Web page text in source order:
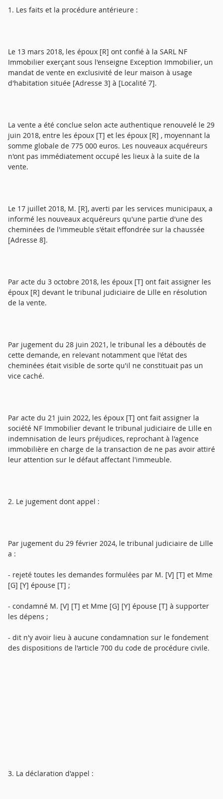
1. Les faits et la procédure antérieure :
Le 13 mars 2018, les époux [R] ont confié à la SARL NF
Immobilier exerçant sous l'enseigne Exception Immobilier, un
mandat de vente en exclusivité de leur maison à usage
d'habitation située [Adresse 3] à [Localité 7].
La vente a été conclue selon acte authentique renouvelé le 29
juin 2018, entre les époux [T] et les époux [R] , moyennant la
somme globale de 775 000 euros. Les nouveaux acquéreurs
n'ont pas immédiatement occupé les lieux à la suite de la
vente.
Le 17 juillet 2018, M. [R], averti par les services municipaux, a
informé les nouveaux acquéreurs qu'une partie d'une des
cheminées de l'immeuble s'était effondrée sur la chaussée
[Adresse 8].
Par acte du 3 octobre 2018, les époux [T] ont fait assigner les
époux [R] devant le tribunal judiciaire de Lille en résolution
de la vente.
Par jugement du 28 juin 2021, le tribunal les a déboutés de
cette demande, en relevant notamment que l'état des
cheminées était visible de sorte qu'il ne constituait pas un
vice caché.
Par acte du 21 juin 2022, les époux [T] ont fait assigner la
société NF Immobilier devant le tribunal judiciaire de Lille en
indemnisation de leurs préjudices, reprochant à l'agence
immobilière en charge de la transaction de ne pas avoir attiré
leur attention sur le défaut affectant l'immeuble.
2. Le jugement dont appel :
Par jugement du 29 février 2024, le tribunal judiciaire de Lille
a :
- rejeté toutes les demandes formulées par M. [V] [T] et Mme
[G] [Y] épouse [T] ;
- condamné M. [V] [T] et Mme [G] [Y] épouse [T] à supporter
les dépens ;
- dit n'y avoir lieu à aucune condamnation sur le fondement
des dispositions de l'article 700 du code de procédure civile.
3. La déclaration d'appel :